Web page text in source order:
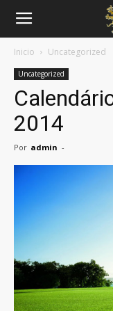
Inicio Uncategorized
Uncategorized
2014
Por admin -